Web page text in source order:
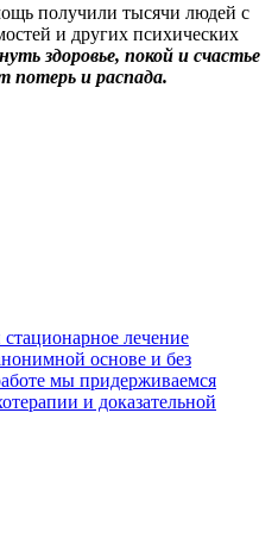
получили тысячи людей с
и других психических
здоровье, покой и счастье
потерь и распада.
лечение
основе и без
мы придерживаемся
и доказательной